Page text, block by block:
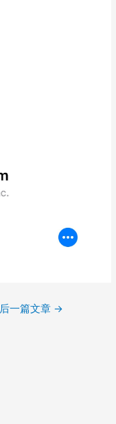
后一篇文章 →